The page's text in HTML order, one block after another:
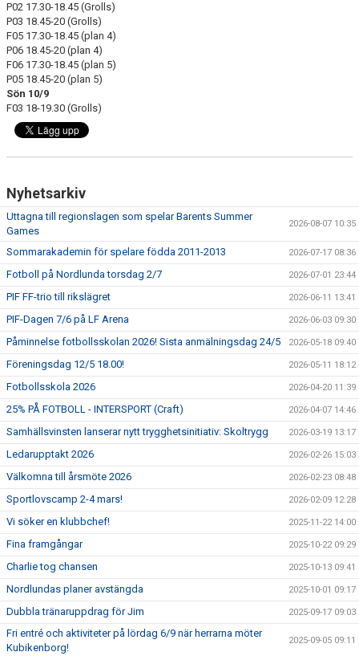
P02 17.30-18.45 (Grolls)
P03 18.45-20 (Grolls)
F05 17.30-18.45 (plan 4)
P06 18.45-20 (plan 4)
F06 17.30-18.45 (plan 5)
P05 18.45-20 (plan 5)
Sön 10/9
F03 18-19.30 (Grolls)
Nyhetsarkiv
Uttagna till regionslagen som spelar Barents Summer
Games
2026-08-07 10:35
Sommarakademin för spelare födda 2011-2013 2026-07-17 08:36
Fotboll på Nordlunda torsdag 2/7 2026-07-01 23:44
PIF FF-trio till rikslägret 2026-06-11 13:41
PIF-Dagen 7/6 på LF Arena 2026-06-03 09:30
Påminnelse fotbollsskolan 2026! Sista anmälningsdag 24/5 2026-05-18 09:40
Föreningsdag 12/5 18.00! 2026-05-11 18:12
Fotbollsskola 2026 2026-04-20 11:39
25% PÅ FOTBOLL - INTERSPORT (Craft) 2026-04-07 14:46
Samhällsvinsten lanserar nytt trygghetsinitiativ: Skoltrygg 2026-03-19 13:17
Ledarupptakt 2026 2026-02-26 15:03
Välkomna till årsmöte 2026 2026-02-23 08:48
Sportlovscamp 2-4 mars! 2026-02-09 12:28
Vi söker en klubbchef! 2025-11-22 14:00
Fina framgångar 2025-10-22 09:29
Charlie tog chansen 2025-10-13 09:41
Nordlundas planer avstängda 2025-10-01 09:17
Dubbla tränaruppdrag för Jim 2025-09-17 09:03
Fri entré och aktiviteter på lördag 6/9 när herrarna möter
Kubikenborg!
2025-09-05 09:11